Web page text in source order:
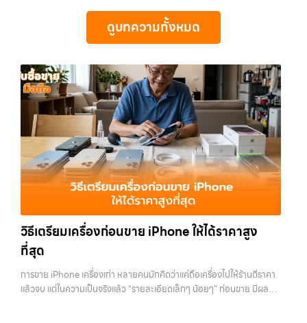
วังหินไม่ว่าคุณจะต้องการ รับซื้อโทรศัพท์, รับซื้อแมคบุค, รับซื้อโน๊ตบุ๊ค, รับ
ซื้อแท็บเล็ต, หรือบริการอื่นๆ เกี่ยวกับสินค้าไอที กรุงเทพฯ – เราพร้อมให้
บริการครบวงจร บริการของเรา เราให้บริการแบบครบวงจรสำหรับลูกค้าที่
ความยุ่งยากทั้งหลาย โดยเน้น โปร่งใส มั่นใจได้ และจ่ายเงินทันทีเมื่อตกลง
ซื้อขายสำเร็จ บริการของเราครอบคลุมทั้ง iPhone สายใหม่-เก่า,
Samsung ทุกรุ่น, iPad และแท็บเล็ตทุกแบรนด์ เรารับถึงแม้จะอยู่ในสภาพ
ใช้งานแล้ว ตกแต่งแล้ว หรือมีรอยบ้าง เพราะมูลค่าของเครื่องไม่ได้ขึ้นอยู่แค่
ยี่ห้อ แต่ขึ้นอยู่กับสภาพจริง ความครบชุด และความสะดวกในการขายของ
คุณ เราจึงตั้งใจให้บริการในเขต ลาดพร้าว, รัชดา, บางรัก, แจ้งวัฒนะ,
บางแค, วัชรพล, รามอินทรา, บางนา, บางพลี, เกษตรนวมินทร์, เสนานิคม,
วังหิน อย่างเต็มที่ ไม่ว่าคุณจะค้นหาคำว่า “รับซื้อมือถือใกล้ฉัน”, “รับซื้อ
โทรศัพท์มือสองกรุงเทพ”, “ขาย iPad ได้ราคา”, “รับซื้อแท็บเล็ต กรุงเทพ
ถึงที่”, หรือ “รับซื้อ Samsung มือสอง ราคาสูง” — ที่นี่คือคำตอบ เพราะ
บริการของเรามุ่งตรงให้คุณได้รับราคาและความสะดวกสบายที่เหนือกว่า
เลือกเราแล้วคุณจะได้บริการที่คุณไว้วางใจ พร้อมทีมงานที่พร้อมอำนวย
ความสะดวก นัดรับถึงที่ ตรวจสภาพอย่างมืออาชีพ และจ่ายเงินทันที
ทั้งหมดนี้เพื่อให้การขายอุปกรณ์ของคุณเป็นเรื่องง่ายขึ้น ดีกว่า รวดเร็วกว่า
และคุ้มค่ากว่า ทำไมต้องเลือกเรา ผู้เชี่ยวชาญด้านการให้บริการ รับซื้อมือถือ
iPhone, Samsung, ไอแพด แท็บเล็ตทุกยี่ห้อ ในราคาสูง พร้อมจ่ายเงิน
ทันที โดยเน้นบริการในพื้นที่ ลาดพร้าว, รัชดา, บางรัก, แจ้งวัฒนะ, บางแค,
วัชรพล, รามอินทรา, รวมถึง บางนา, บางพลี, เกษตรนวมินทร์, เสนานิคม,
วังหินไม่ว่าคุณจะต้องการ รับซื้อโทรศัพท์, รับซื้อแมคบุค, รับซื้อโน๊ตบุ๊ค, รับ
ซื้อแท็บเล็ต, หรือบริการอื่นๆ เกี่ยวกับสินค้าไอที กรุงเทพฯ – เราพร้อมให้
พร้อมจ่ายเงินทันที รับซื้อไอโฟนบางพลี ผู้เชี่ยวชาญด้านการให้บริการ รับซื้อ
มือถือ iPhone, Samsung, ไอแพด แท็บเล็ตทุกยี่ห้อ ในราคาสูง พร้อมจ่าย
เงินทันที รับซื้อ iPhone ทุกรุ่น… รับซื้อไอโฟนบางพลี รับซื้อ iPhone ทุก
โฟน, รับซื้อไอแพด, รับซื้อมือถือ ยินดีต้อนรับสู่ “รับซื้อขายมือถือ.com”
เว็บไซต์ที่คุณไว้วางใจได้ สำหรับบริการ รับซื้อ มือถือ iPhone, Samsung,
iPad, แท็บเล็ต ทุกยี่ห้อ ให้ราคาสูง พร้อมจ่ายเงินทันที ครอบคลุมพื้นที่
ลาดพร้าว, รัชดา, บางรัก, แจ้งวัฒนะ, บางแค, วัชรพล, รามอินทรา และเขต
กรุงเทพฯ ใกล้ “ใกล้ ฉัน” ที่สุด ในยุคที่สมาร์ทโฟน แท็บเล็ต และอุปกรณ์ไอที
ใหม่ๆ เปลี่ยนรุ่นกันแทบทุกช่วงเวลา อุปกรณ์ที่คุณใช้แล้วอาจกลายเป็นของ
ที่ไม่ได้ใช้งานอยู่เฉยๆ เว็บไซต์ของเราจึงเกิดขึ้นเพื่อเป็นทางเลือกให้คุณ
สามารถเปลี่ยนอุปกรณ์ที่ไม่ใช้แล้วให้กลายเป็นเงินสดได้ทันที ด้วยบริการ รับ
ซื้อไอโฟน, รับซื้อไอแพด, รับซื้อมือถือ, รับซื้อโทรศัพท์, รับซื้อโน๊ตบุ๊ค, รับซื้อ
แท็บเล็ต, รับซื้อสินค้าไอทีกรุงเทพมหานคร อย่างครบวงจร ไม่ว่าคุณจะอยู่
โซนเมืองหรือเขตชานเมือง เรามีทีมงานพร้อมให้บริการถึงที่ในพื้นที่ “ใกล้
ฉัน” เพื่อความสะดวกและรวดเร็วที่สุด ที่ “รับซื้อขายมือถือ.com” เราเข้าใจดี
ว่าอุปกรณ์แต่ละชิ้นไม่ใช่แค่เครื่องใช้ไฟฟ้า แต่เป็นทรัพย์สินที่มีมูลค่า คุณอาจ
ต้องการเปลี่ยนรุ่น หรือต้องการเงินด่วน เราจึงมอบบริการประเมินสภาพ
เครื่อง ฟรี ปราบปรามความยุ่งยากทั้งหลาย โดยเน้น โปร่งใส มั่นใจได้ และ
จ่ายเงินทันทีเมื่อตกลงซื้อขายสำเร็จ บริการของเราครอบคลุมทั้ง iPhone
ดูบทความทั้งหมด
วิธีเตรียมเครื่องก่อนขาย iPhone ให้ได้ราคาสูง
ที่สุด
การขาย iPhone เครื่องเก่า หลายคนมักคิดว่าแค่ถือเครื่องไปให้ร้านตีราคา
แล้วจบ แต่ในความเป็นจริงแล้ว “รายละเอียดเล็กๆ น้อยๆ” ก่อนขาย มีผลต่อ